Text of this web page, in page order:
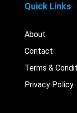
Quick Links
About
Contact
Terms &
Privacy Policy